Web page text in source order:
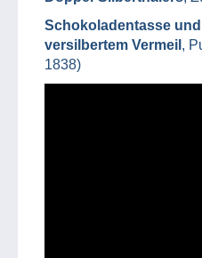
Schokoladentasse
versilbertem Vermeil ,
1838)